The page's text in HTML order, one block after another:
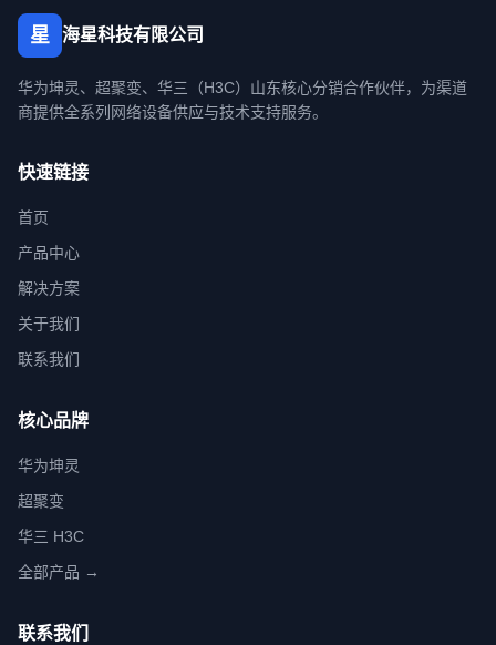
星 海星科技有限公司
华为坤灵、超聚变、华三（H3C）山东核心分销合作伙伴，为渠道
商提供全系列网络设备供应与技术支持服务。
快速链接
首页
产品中心
解决方案
关于我们
联系我们
核心品牌
华为坤灵
超聚变
华三 H3C
全部产品 →
联系我们